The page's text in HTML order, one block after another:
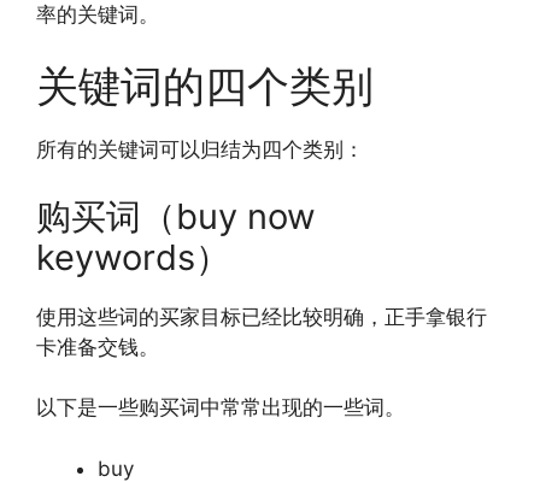
率的关键词。
关键词的四个类别
所有的关键词可以归结为四个类别：
购买词（buy now
keywords）
使用这些词的买家目标已经比较明确，正手拿银行
卡准备交钱。
以下是一些购买词中常常出现的一些词。
buy